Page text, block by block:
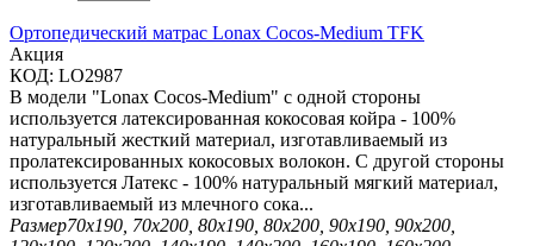
Ортопедический матрас Lonax Cocos-Medium TFK
Aкция
КОД: LO2987
В модели "Lonax Cocos-Medium" с одной стороны
используется латексированная кокосовая койра - 100%
натуральный жесткий материал, изготавливаемый из
пролатексированных кокосовых волокон. С другой стороны
используется Латекс - 100% натуральный мягкий материал,
изготавливаемый из млечного сока...
Размер70х190, 70х200, 80х190, 80х200, 90х190, 90х200,